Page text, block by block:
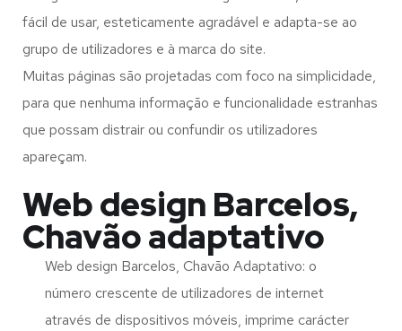
fácil de usar, esteticamente agradável e adapta-se ao
grupo de utilizadores e à marca do site.
Muitas páginas são projetadas com foco na simplicidade,
para que nenhuma informação e funcionalidade estranhas
que possam distrair ou confundir os utilizadores
apareçam.
Web design Barcelos,
Chavão adaptativo
Web design Barcelos, Chavão Adaptativo: o
número crescente de utilizadores de internet
através de dispositivos móveis, imprime carácter